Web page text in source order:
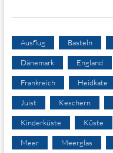
Ausflug Basteln
Dänemark England
Frankreich Heidkate
Juist Keschern
Kinderküste Küste
Meer Meerglas